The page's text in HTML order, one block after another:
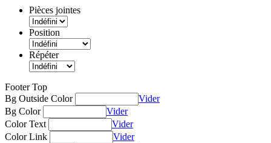
Pièces jointes
Position
Répéter
Footer Top
Bg Outside Color
Vider
Bg Color
Vider
Color Text
Vider
Color Link
Vider